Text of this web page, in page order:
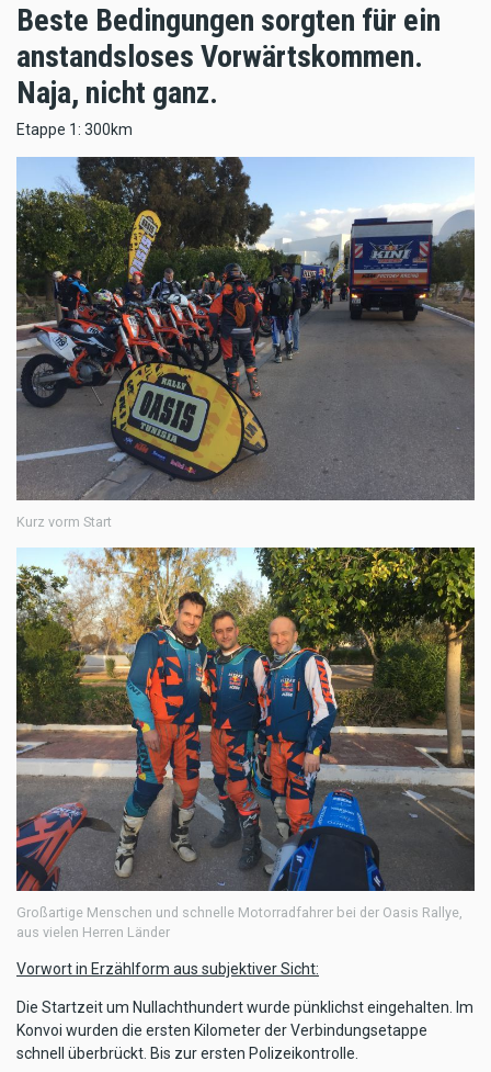
Beste Bedingungen sorgten für ein
anstandsloses Vorwärtskommen.
Naja, nicht ganz.
Etappe 1: 300km
Kurz vorm Start
Großartige Menschen und schnelle Motorradfahrer bei der Oasis Rallye,
aus vielen Herren Länder
Vorwort in Erzählform aus subjektiver Sicht:
Die Startzeit um Nullachthundert wurde pünklichst eingehalten. Im
Konvoi wurden die ersten Kilometer der Verbindungsetappe
schnell überbrückt. Bis zur ersten Polizeikontrolle.